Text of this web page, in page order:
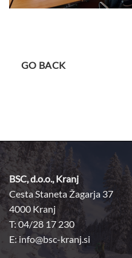
GO BACK
BSC, d.o.o., Kranj
Cesta Staneta Žagarja 37
4000 Kranj
T: 04/28 17 230
E:info@bsc-kranj.si